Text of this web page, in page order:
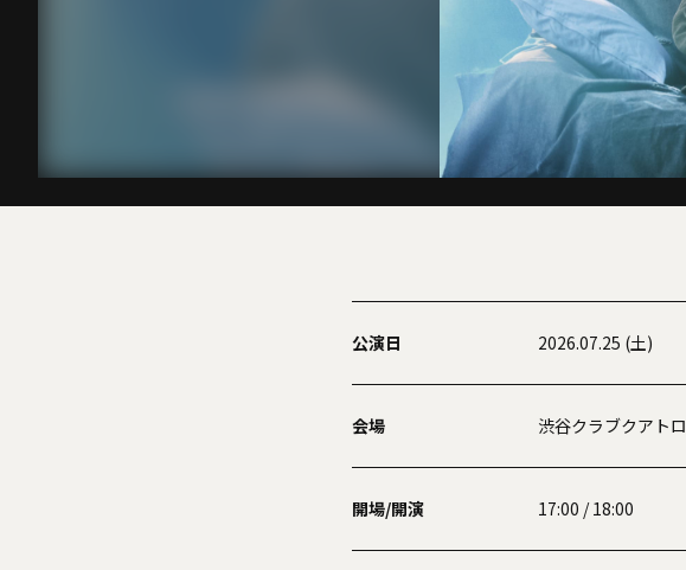
公演日 2026.07.25 (土)
会場 渋谷クラブクアトロ
開場/開演 17:00 / 18:00